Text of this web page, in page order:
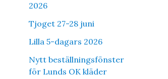
2026
Tjoget 27-28 juni
Lilla 5-dagars 2026
Nytt beställningsfönster
för Lunds OK kläder